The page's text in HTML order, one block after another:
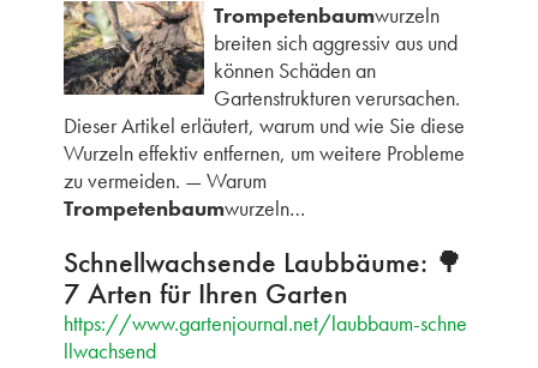
Trompetenbaumwurzeln
breiten sich aggressiv aus und
können Schäden an
Gartenstrukturen verursachen.
Dieser Artikel erläutert, warum und wie Sie diese
Wurzeln effektiv entfernen, um weitere Probleme
zu vermeiden. — Warum
Trompetenbaumwurzeln…
Schnellwachsende Laubbäume: 🌳
7 Arten für Ihren Garten
https://www.gartenjournal.net/laubbaum-schne
llwachsend